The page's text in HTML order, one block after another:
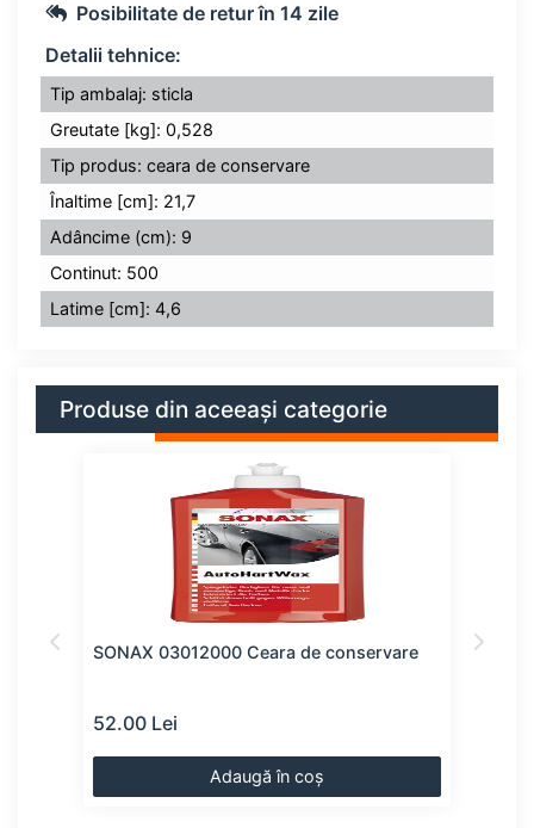
Posibilitate de retur în 14 zile
Detalii tehnice:
Tip ambalaj: sticla
Greutate [kg]: 0,528
Tip produs: ceara de conservare
Înaltime [cm]: 21,7
Adâncime (cm): 9
Continut: 500
Latime [cm]: 4,6
Produse din aceeași categorie
SONAX 03012000 Ceara de conservare
52.00 Lei
Adaugă în coș